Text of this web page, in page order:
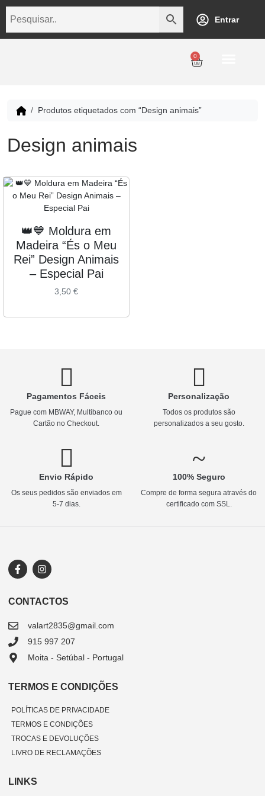
Entrar
0
Produtos etiquetados com “Design animais”
Design animais
👑💙 Moldura em
Madeira “És o Meu
Rei” Design Animais
– Especial Pai
3,50 €
Pagamentos Fáceis
Pague com MBWAY, Multibanco ou
Cartão no Checkout.
Personalização
Todos os produtos são
personalizados a seu gosto.
Envio Rápido
Os seus pedidos são enviados em
5-7 dias.
100% Seguro
Compre de forma segura através do
certificado com SSL.
CONTACTOS
valart2835@gmail.com
915 997 207
Moita - Setúbal - Portugal
TERMOS E CONDIÇÕES
POLÍTICAS DE PRIVACIDADE
TERMOS E CONDIÇÕES
TROCAS E DEVOLUÇÕES
LIVRO DE RECLAMAÇÕES
LINKS